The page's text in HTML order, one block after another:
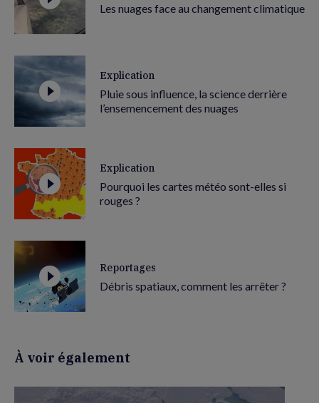
Les nuages face au changement climatique
Explication
Pluie sous influence, la science derrière
l’ensemencement des nuages
Explication
Pourquoi les cartes météo sont-elles si
rouges ?
Reportages
Débris spatiaux, comment les arrêter ?
À voir également